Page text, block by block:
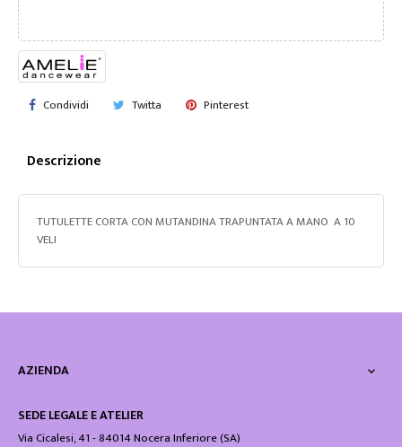
Condividi Twitta Pinterest
Descrizione
TUTULETTE CORTA CON MUTANDINA TRAPUNTATA A MANO A 10
VELI
AZIENDA 
SEDE LEGALE E ATELIER
Via Cicalesi, 41 - 84014 Nocera Inferiore (SA)